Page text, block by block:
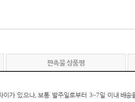
판촉물 상품평
이가 있으나,보통 발주일로부터 3~7일 이내 배송